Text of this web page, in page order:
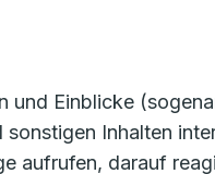
Einblicke
Inhalten
aufrufen, darauf